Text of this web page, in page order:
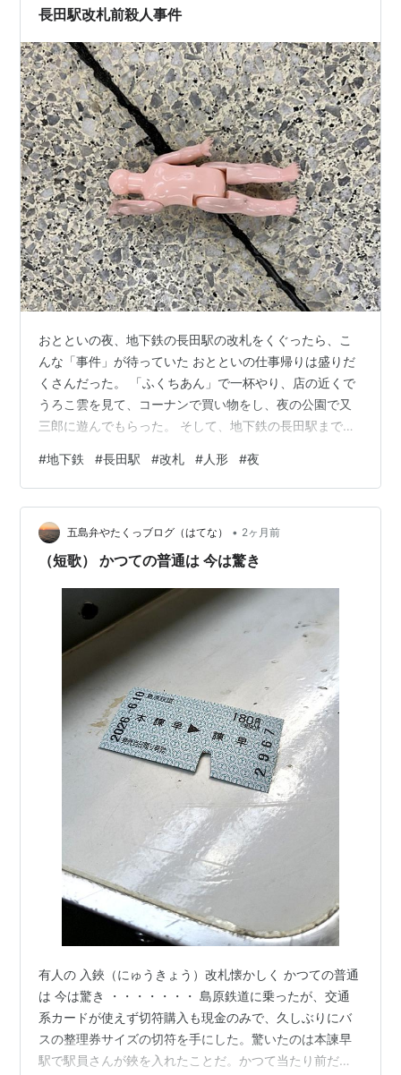
も入出場が可能です。…
長田駅改札前殺人事件
おとといの夜、地下鉄の長田駅の改札をくぐったら、こ
んな「事件」が待っていた おとといの仕事帰りは盛りだ
くさんだった。 「ふくちあん」で一杯やり、店の近くで
うろこ雲を見て、コーナンで買い物をし、夜の公園で又
三郎に遊んでもらった。 そして、地下鉄の長田駅まで帰
横たわっていた。 それを見て、「こりゃ一大事だ。長田
駅改札前殺人事件の発生だ」と思った。 被害者は全裸
で、右手の肘から先がなくなっていた。 迷探偵である私
の見るところ、かなりの恨みを抱いた犯人の凶行である
ことは間違いないと思われた。 時刻は夜の8時すぎで、
#地下鉄 #長田駅 #改札 #人形 #夜
五島弁やたくっブログ（はてな） • 2ヶ月前
（短歌） かつての普通は 今は驚き
有人の 入鋏（にゅうきょう）改札懐かしく かつての普通
は 今は驚き ・・・・・・・ 島原鉄道に乗ったが、交通
系カードが使えず切符購入も現金のみで、久しぶりにバ
スの整理券サイズの切符を手にした。驚いたのは本諫早
駅で駅員さんが鋏を入れたことだ。かつて当たり前だっ